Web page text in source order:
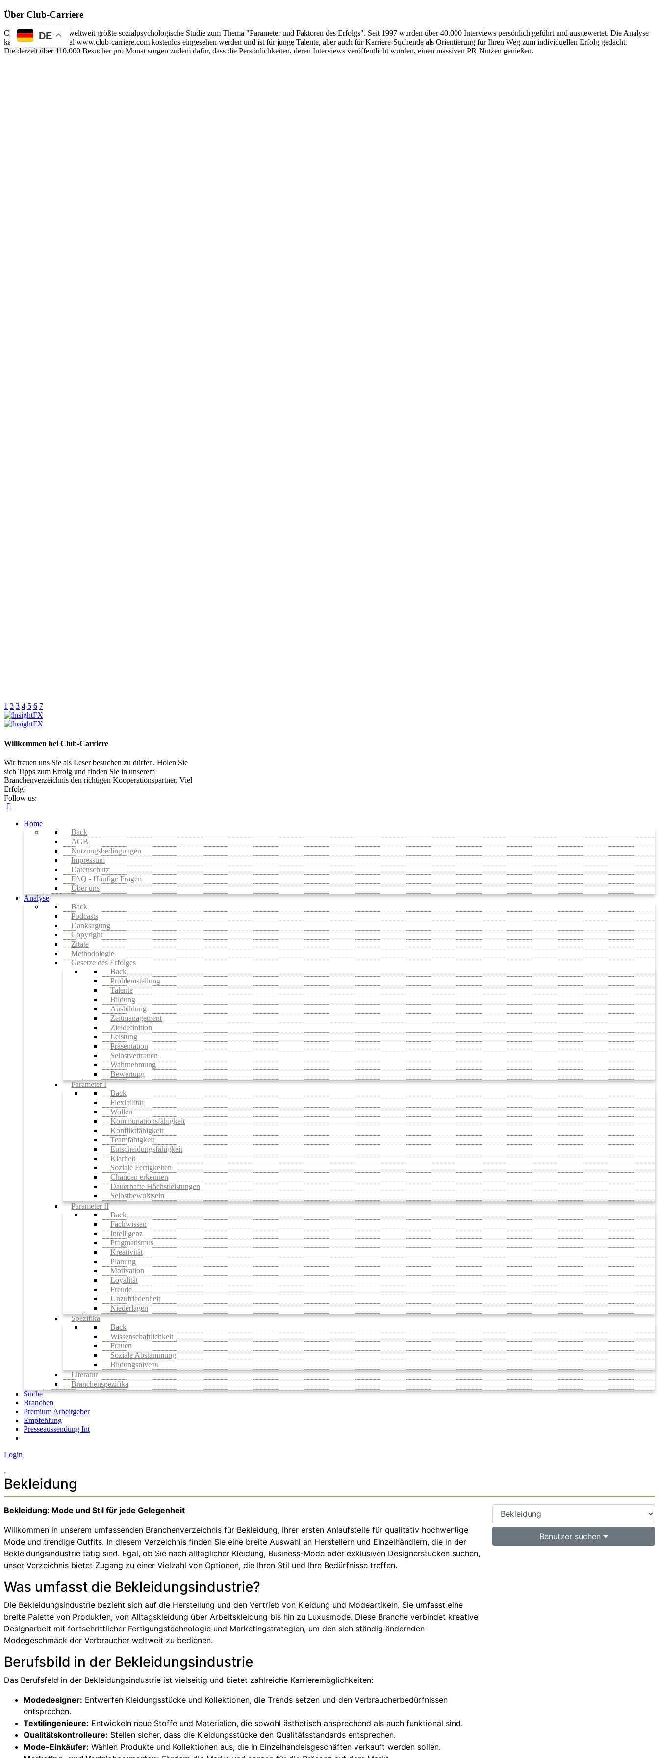
DE
Über Club-Carriere
Club-Carriere ist die weltweit größte sozialpsychologische Studie zum Thema "Parameter und Faktoren des Erfolgs". Seit 1997 wurden über 40.000 Interviews persönlich geführt und ausgewertet. Die Analyse
kann auf diesem Portal www.club-carriere.com kostenlos eingesehen werden und ist für junge Talente, aber auch für Karriere-Suchende als Orientierung für Ihren Weg zum individuellen Erfolg gedacht.
Die derzeit über 110.000 Besucher pro Monat sorgen zudem dafür, dass die Persönlichkeiten, deren Interviews veröffentlicht wurden, einen massiven PR-Nutzen genießen.
1 2 3 4 5 6 7
Willkommen bei Club-Carriere
Wir freuen uns Sie als Leser besuchen zu dürfen. Holen Sie
sich Tipps zum Erfolg und finden Sie in unserem
Branchenverzeichnis den richtigen Kooperationspartner. Viel
Erfolg!
Follow us:
Home
Back
AGB
Nutzungsbedingungen
Impressum
Datenschutz
FAQ - Häufige Fragen
Über uns
Analyse
Back
Podcasts
Danksagung
Copyright
Zitate
Methodologie
Gesetze des Erfolges
Back
Problemstellung
Talente
Bildung
Ausbildung
Zeitmanagement
Zieldefinition
Leistung
Präsentation
Selbstvertrauen
Wahrnehmung
Bewertung
Parameter I
Back
Flexibilität
Wollen
Kommunationsfähigkeit
Konfliktfähigkeit
Teamfähigkeit
Entscheidungsfähigkeit
Klarheit
Soziale Fertigkeiten
Chancen erkennen
Dauerhafte Höchstleistungen
Selbstbewußtsein
Parameter II
Back
Fachwissen
Intelligenz
Pragmatismus
Kreativität
Planung
Motivation
Loyalität
Freude
Unzufriedenheit
Niederlagen
Spezifika
Back
Wissenschaftlichkeit
Frauen
Soziale Abstammung
Bildungsniveau
Literatur
Branchenspezifika
Suche
Branchen
Premium Arbeitgeber
Empfehlung
Presseaussendung Int
Login
Bekleidung
Bekleidung: Mode und Stil für jede Gelegenheit
Willkommen in unserem umfassenden Branchenverzeichnis für Bekleidung, Ihrer ersten Anlaufstelle für qualitativ hochwertige
Mode und trendige Outfits. In diesem Verzeichnis finden Sie eine breite Auswahl an Herstellern und Einzelhändlern, die in der
Bekleidungsindustrie tätig sind. Egal, ob Sie nach alltäglicher Kleidung, Business-Mode oder exklusiven Designerstücken suchen,
unser Verzeichnis bietet Zugang zu einer Vielzahl von Optionen, die Ihren Stil und Ihre Bedürfnisse treffen.
Was umfasst die Bekleidungsindustrie?
Die Bekleidungsindustrie bezieht sich auf die Herstellung und den Vertrieb von Kleidung und Modeartikeln. Sie umfasst eine
breite Palette von Produkten, von Alltagskleidung über Arbeitskleidung bis hin zu Luxusmode. Diese Branche verbindet kreative
Designarbeit mit fortschrittlicher Fertigungstechnologie und Marketingstrategien, um den sich ständig ändernden
Modegeschmack der Verbraucher weltweit zu bedienen.
Berufsbild in der Bekleidungsindustrie
Das Berufsfeld in der Bekleidungsindustrie ist vielseitig und bietet zahlreiche Karrieremöglichkeiten:
Modedesigner: Entwerfen Kleidungsstücke und Kollektionen, die Trends setzen und den Verbraucherbedürfnissen
entsprechen.
Textilingenieure: Entwickeln neue Stoffe und Materialien, die sowohl ästhetisch ansprechend als auch funktional sind.
Qualitätskontrolleure: Stellen sicher, dass die Kleidungsstücke den Qualitätsstandards entsprechen.
Mode-Einkäufer: Wählen Produkte und Kollektionen aus, die in Einzelhandelsgeschäften verkauft werden sollen.
Benutzer suchen